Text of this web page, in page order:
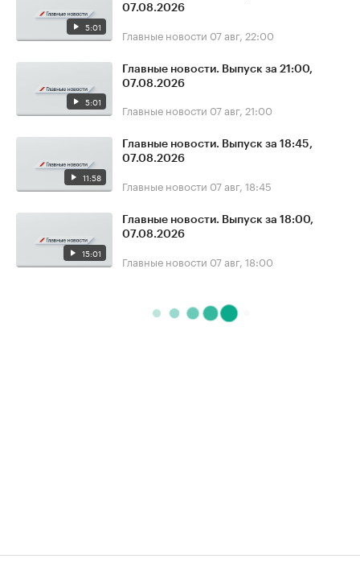
5:01
07.08.2026
Главные новости 07 авг, 22:00
5:01
Главные новости. Выпуск за 21:00,
07.08.2026
Главные новости 07 авг, 21:00
11:58
Главные новости. Выпуск за 18:45,
07.08.2026
Главные новости 07 авг, 18:45
15:01
Главные новости. Выпуск за 18:00,
07.08.2026
Главные новости 07 авг, 18:00